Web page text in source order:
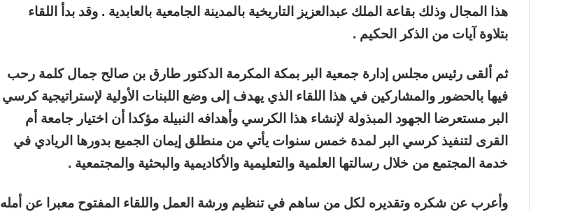
هذا المجال وذلك بقاعة الملك عبدالعزيز التاريخية بالمدينة الجامعية بالعابدية . وقد بدأ اللقاء
بتلاوة آيات من الذكر الحكيم .
ثم ألقى رئيس مجلس إدارة جمعية البر بمكة المكرمة الدكتور طارق بن صالح جمال كلمة رحب
فيها بالحضور والمشاركين في هذا اللقاء الذي يهدف إلى وضع اللبنات الأولية لإستراتيجية كرسي
البر مستعرضا الجهود المبذولة لإنشاء هذا الكرسي وأهدافه النبيلة مؤكدا أن اختيار جامعة أم
القرى لتنفيذ كرسي البر لمدة خمس سنوات يأتي من منطلق إيمان الجميع بدورها الريادي في
خدمة المجتمع من خلال رسالتها العلمية والتعليمية والأكاديمية والبحثية والمجتمعية .
وأعرب عن شكره وتقديره لكل من ساهم في تنظيم ورشة العمل واللقاء المفتوح معبرا عن أمله